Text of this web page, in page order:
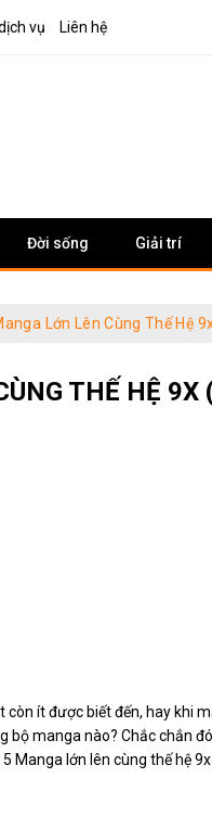
vụ Liên hệ
Đời sống Giải trí
Lớn Lên Cùng Thế Hệ
THẾ HỆ 9X
còn ít được biết đến, hay khi
bộ manga nào? Chắc chắn
Manga lớn lên cùng thế hệ